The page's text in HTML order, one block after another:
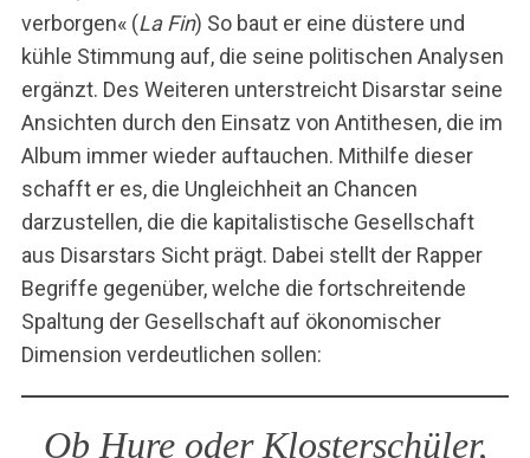
verborgen« (La Fin) So baut er eine düstere und
kühle Stimmung auf, die seine politischen Analysen
ergänzt. Des Weiteren unterstreicht Disarstar seine
Ansichten durch den Einsatz von Antithesen, die im
Album immer wieder auftauchen. Mithilfe dieser
schafft er es, die Ungleichheit an Chancen
darzustellen, die die kapitalistische Gesellschaft
aus Disarstars Sicht prägt. Dabei stellt der Rapper
Begriffe gegenüber, welche die fortschreitende
Spaltung der Gesellschaft auf ökonomischer
Dimension verdeutlichen sollen:
Ob Hure oder Klosterschüler,